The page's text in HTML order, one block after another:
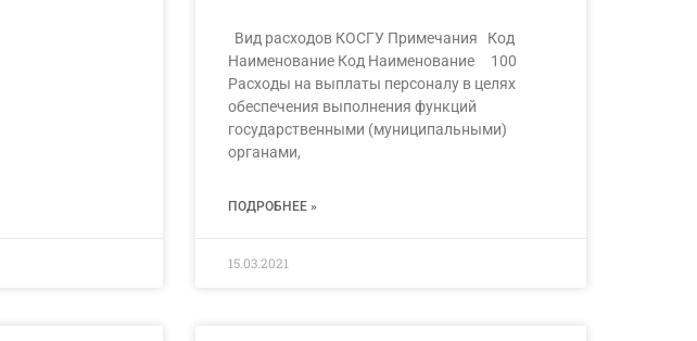
Вид расходов КОСГУ Примечания Код
Наименование Код Наименование 100
Расходы на выплаты персоналу в целях
обеспечения выполнения функций
государственными (муниципальными)
органами,
ПОДРОБНЕЕ »
15.03.2021